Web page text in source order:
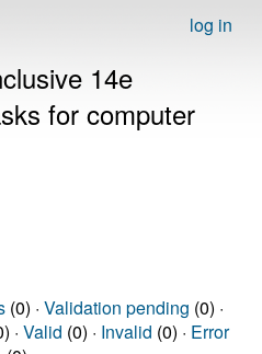
log in
14e
for computer
(0) · Validation pending (0) ·
· Valid (0) · Invalid (0) · Error